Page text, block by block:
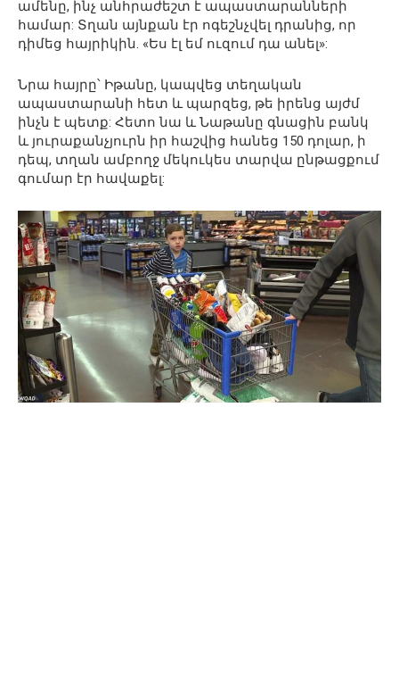
ամենը, ինչ անհրաժեշտ է ապաստարանների
համար: Տղան այնքան էր ոգեշնչվել դրանից, որ
դիմեց հայրիկին. «Ես էլ եմ ուզում դա անել»:
Նրա հայրը՝ Իթանը, կապվեց տեղական
ապաստարանի հետ և պարզեց, թե իրենց այժմ
ինչն է պետք: Հետո նա և Նաթանը գնացին բանկ
և յուրաքանչյուրն իր հաշվից հանեց 150 դոլար, ի
դեպ, տղան ամբողջ մեկուկես տարվա ընթացքում
գումար էր հավաքել: